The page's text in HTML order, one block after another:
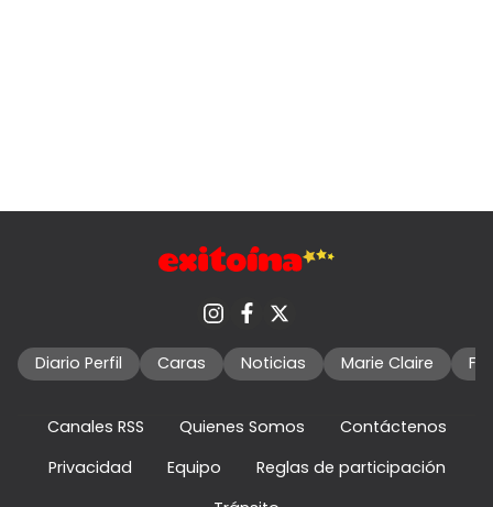
Diario Perfil Caras Noticias Marie Claire
Canales RSS Quienes Somos
Contáctenos
Privacidad
Equipo
Reglas de participación